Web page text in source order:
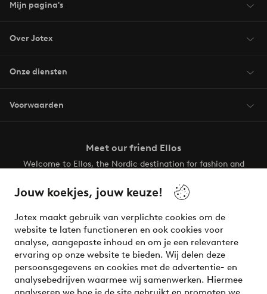
Jouw koekjes, jouw keuze!
Jotex maakt gebruik van verplichte cookies om de
website te laten functioneren en ook cookies voor
analyse, aangepaste inhoud en om je een relevantere
ervaring op onze website te bieden. Wij delen deze
persoonsgegevens en cookies met de advertentie- en
analysebedrijven waarmee wij samenwerken. Hiermee
Mijn pagina's
Over Jotex
Onze diensten
Voorwaarden
Meet our friend Ellos
Welcome to Ellos, the Nordic destination for fashion and
your wardrobe. Your next inspiring look is here!
Veilig betalen - Nu betalen of opsplitsen